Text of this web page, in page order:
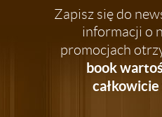
Zapisz się do
informacji o
promocjach
book
całkowicie